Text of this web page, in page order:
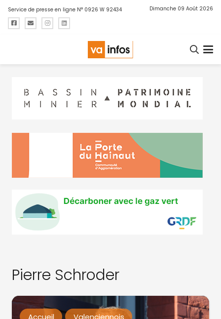
Service de presse en ligne N° 0926 W 92434 Dimanche 09 Août 2026
Pierre Schroder
Accueil Valenciennois